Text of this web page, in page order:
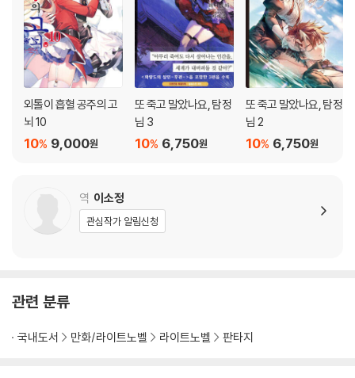
외톨이 흡혈 공주의 고
뇌 10
9,000원
10%
또 죽고 말았나요, 탐정
님 3
6,750원
10%
또 죽고 말았나요, 탐정
님 2
6,750원
10%
역 이소정
관심작가 알림신청
관련 분류
국내도서 만화/라이트노벨 라이트노벨 판타지